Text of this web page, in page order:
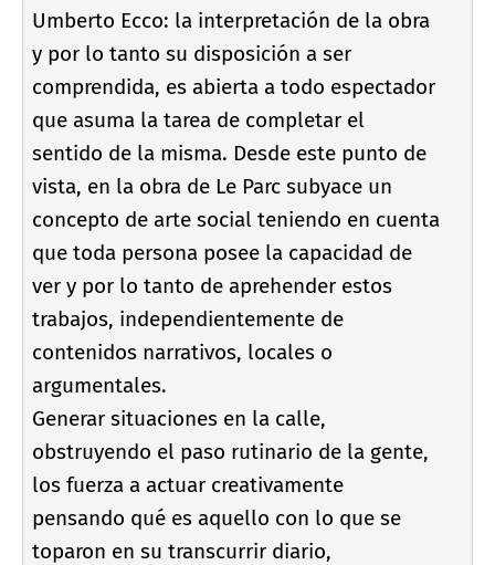
Umberto Ecco: la interpretación de la obra
y por lo tanto su disposición a ser
comprendida, es abierta a todo espectador
que asuma la tarea de completar el
sentido de la misma. Desde este punto de
vista, en la obra de Le Parc subyace un
concepto de arte social teniendo en cuenta
que toda persona posee la capacidad de
ver y por lo tanto de aprehender estos
trabajos, independientemente de
contenidos narrativos, locales o
argumentales.
Generar situaciones en la calle,
obstruyendo el paso rutinario de la gente,
los fuerza a actuar creativamente
pensando qué es aquello con lo que se
toparon en su transcurrir diario,